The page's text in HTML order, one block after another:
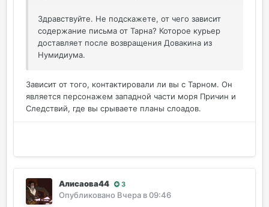
Здравствуйте. Не подскажете, от чего зависит
содержание письма от Тарна? Которое курьер
доставляет после возвращения Довакина из
Нумидиума.
Зависит от того, контактировали ли вы с Тарном. Он
является персонажем западной части моря Причин и
Следствий, где вы срываете планы слоадов.
Алисаова44 3
Опубликовано Вчера в 09:46